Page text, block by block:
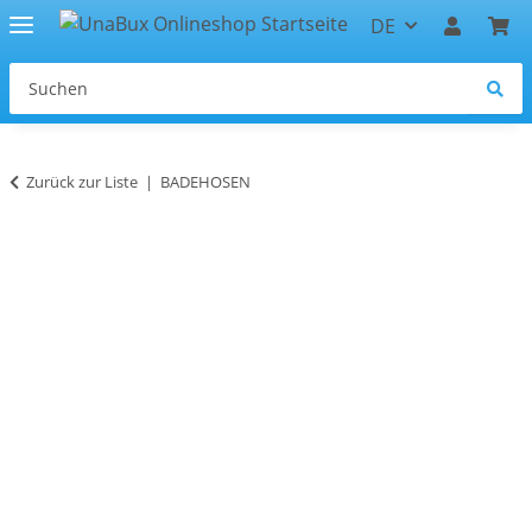
DE
Zurück zur Liste BADEHOSEN